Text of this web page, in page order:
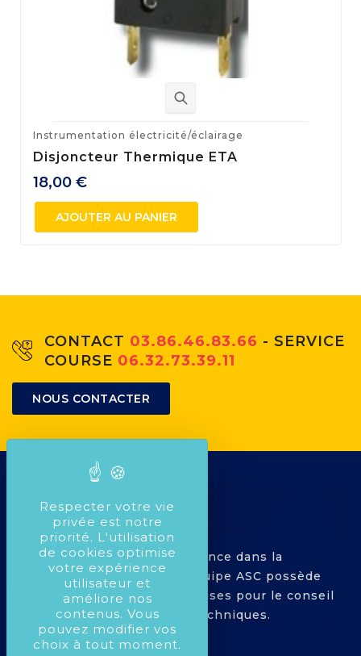
Instrumentation électricité/éclairage
Disjoncteur Thermique ETA
18,00 €
AJOUTER AU PANIER
CONTACT 03.86.46.83.66 - SERVICE
COURSE 06.32.73.39.11
NOUS CONTACTER
Avec plus de 25 ans d'expérience dans la
compétition Automobile, l'équipe ASC possède
toutes les compétences requises pour le conseil
dans le montage de pièces techniques.
Respecter votre vie
privée est notre
priorité. L'utilisation
de cookies optimise
votre expérience
utilisateur et
améliore nos
contenus. Vous
pouvez modifier vos
choix à tout moment.